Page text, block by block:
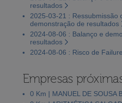
resultados
2025-03-21 : Ressubmissão
demonstração de resultados
2024-08-06 : Balanço e
resultados
2024-08-06 : Risco de Failure
Empresas
0 Km | MANUEL DE SOUSA